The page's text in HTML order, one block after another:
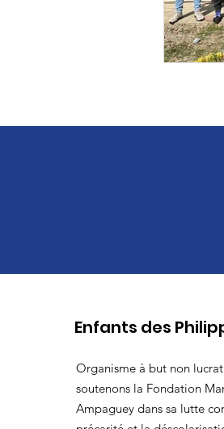
Enfants des
Organisme à but non
soutenons la Fondation
Ampaguey dans sa lutte